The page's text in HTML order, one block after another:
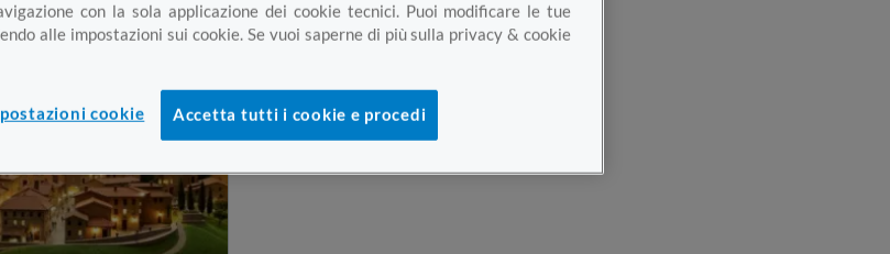
con la sola applicazione dei cookie tecnici. Puoi modificare le tue
alle impostazioni sui cookie. Se vuoi saperne di più sulla privacy & cookie
cookie Accetta tutti i cookie e procedi